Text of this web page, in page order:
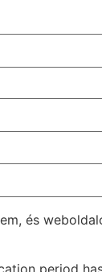
és
period